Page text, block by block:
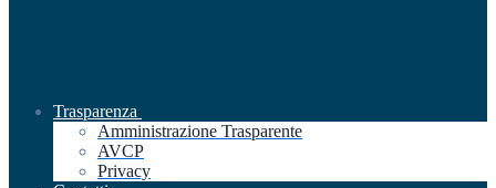
Trasparenza
Amministrazione Trasparente
AVCP
Privacy